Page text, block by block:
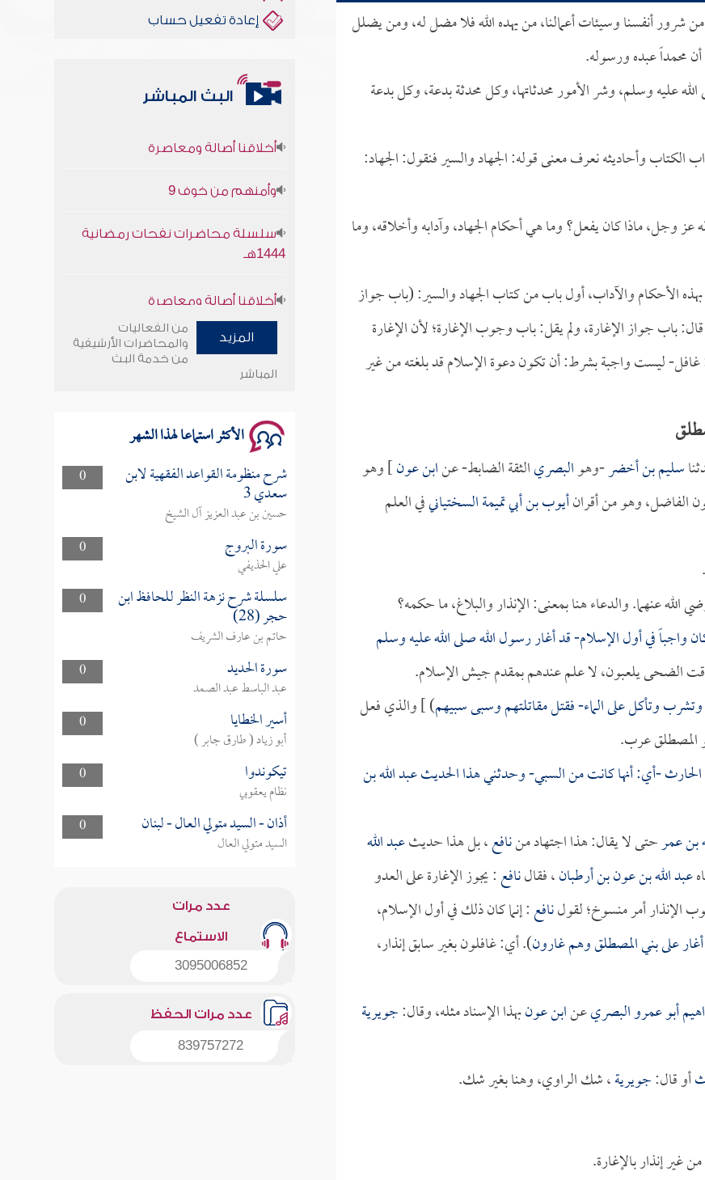
من شرور أنفسنا وسيئات أعمالنا، من يهده الله فلا مضل له، ومن يضلل
محمداً عبده ورسوله.
عليه وسلم، وشر الأمور محدثاتها، وكل محدثة بدعة، وكل بدعة
وأحاديثه نعرف معنى قوله: الجهاد والسير فنقول: الجهاد:
عز وجل، ماذا كان يفعل؟ وما هي أحكام الجهاد، وآدابه وأخلاقه، وما
الأحكام والآداب، أول باب من كتاب الجهاد والسير: (باب جواز
باب جواز الإغارة، ولم يقل: باب وجوب الإغارة؛ لأن الإغارة
ليست واجبة بشرط: أن تكون دعوة الإسلام قد بلغته من غير
سليم بن أخضر-وهوالبصريالثقة الضابط- عنابن عون] وهو
الفاضل، وهو من أقرانأيوب بن أبي تميمة السختيانيفي العلم
الله عنهما. والدعاء هنا بمعنى: الإنذار والبلاغ، ما حكمه؟
واجباً في أول الإسلام- قد أغار رسول الله صلى الله عليه وسلم
الضحى يلعبون، لا علم عندهم بمقدم جيش الإسلام.
وتأكل على الماء- فقتل مقاتلتهم وسبى سبيهم) ] والذي فعل
المصطلق عرب.
-أي: أنها كانت من السبي- وحدثني هذا الحديثعبد الله بن
بن عمرحتى لا يقال: هذا اجتهاد مننافع، بل هذا حديثعبد الله
عبد الله بن عون بن أرطبان، فقالنافع: يجوز الإغارة على العدو
الإنذار أمر منسوخ؛ لقولنافع: إنما كان ذلك في أول الإسلام،
على بني المصطلق وهم غارون). أي: غافلون بغير سابق إنذار،
أبو عمرو البصريعنابن عونبهذا الإسناد مثله، وقال:جويرية
أو قال:جويرية، شك الراوي، وهنا بغير شك.
غير إنذار بالإغارة.
إعادة تفعيل حساب
البث المباشر
1444هـ
سلسلة محاضرات نفحات رمضانية
1444هـ
المزيد
من الفعاليات
والمحاضرات الأرشيفية
من خدمة البث
المباشر
الأكثر استماعا لهذا الشهر
0 شرح منظومة القواعد الفقهية لابن
سعدي 3
حسين بن عبد العزيز آل الشيخ
0
سورة البروج
علي الحذيفي
0
سلسلة شرح نزهة النظر للحافظ ابن
حجر (28)
حاتم بن عارف الشريف
0
سورة الحديد
عبد الباسط عبد الصمد
0
أسير الخطايا
أبو زياد ( طارق جابر )
0
تيكوندوا
نظام يعقوبي
0
أذان - السيد متولي العال - لبنان
السيد متولي العال
عدد مرات
الاستماع
3095006852
عدد مرات الحفظ
839757272